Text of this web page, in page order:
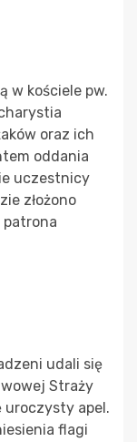
w kościele pw.
oraz ich
oddania
uczestnicy
złożono
patrona
udali się
Straży
uroczysty apel.
flagi